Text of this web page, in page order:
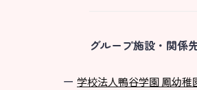
グループ施設・関係
学校法⼈鴨⾕学園 鳳幼稚